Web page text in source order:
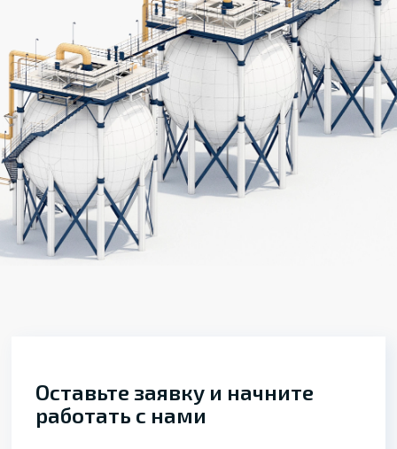
Оставьте заявку и начните
работать с нами